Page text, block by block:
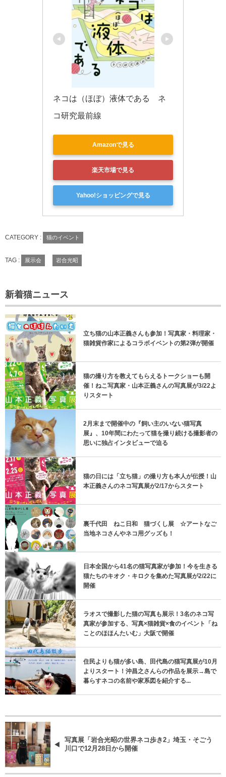
ネコは（ほぼ）液体である　ネ
コ研究最前線
Amazonで見る
楽天市場で見る
Yahoo!ショッピングで見る
CATEGORY : 猫のイベント
TAG : 展示会 岩合光昭
新着猫ニュース
立ち猫の山本正義さんも参加！写真家・料理家・
猫雑貨作家によるコラボイベントの第2弾が開催
猫の撮り方を教えてもらえるトークショーも開
催！ねこ写真家・山本正義さんの写真展が3/22よ
りスタート
2月末まで開催中の『飼い主のいない猫写真
展』、10年間にわたって猫を撮り続ける撮影者の
思いに独占インタビューで迫る
猫の日には「立ち猫」の撮り方も本人が伝授！山
本正義さんのネコ写真展が2/17からスタート
裏千代田 ねこ日和 猫づくし展 ☆アートなご
当地ネコさんやネコ用グッズも！
日本全国から41名の猫写真家が参加！今を生きる
猫たちのキオク・キロクを集めた写真展が2/22に
開催
ラオスで撮影した猫の写真も展示！3名のネコ写
真家が参加する、写真×猫雑貨×食のイベント「ね
ことのほほんたいむ」大阪で開催
住民よりも猫が多い島、田代島の猫写真展が10月
よりスタート！沖昌之さんらの作品を展示→島で
暮らすネコの名前や家系図を紹介する...
写真展「岩合光昭の世界ネコ歩き2」埼玉・そごう
川口で12月28日から開催